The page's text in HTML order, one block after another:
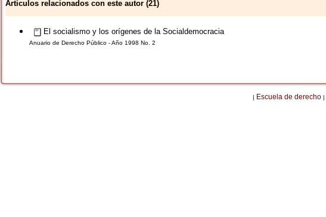
Articulos relacionados con este autor (21)
El socialismo y los orígenes de la Socialdemocracia
Anuario de Derecho Público - Año 1998 No. 2
| Escuela de derecho |